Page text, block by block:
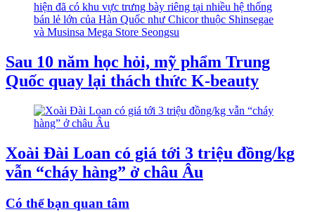
Sau 10 năm học hỏi, mỹ phẩm Trung
Quốc quay lại thách thức K-beauty
Xoài Đài Loan có giá tới 3 triệu đồng/kg
vẫn “cháy hàng” ở châu Âu
Có thể bạn quan tâm